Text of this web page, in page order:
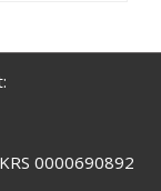
0000690892